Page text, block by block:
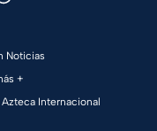
Noticias
+
Azteca Internacional